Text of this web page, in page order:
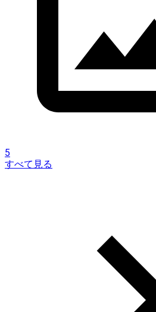
5
すべて見る